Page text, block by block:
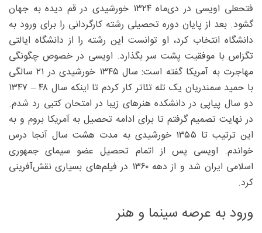
فتحعلی اویسی در دی‌ماه ۱۳۲۴ خورشیدی در قم دیده به جهان
گشود. بعد از پایان دوره تحصیلی رشته کارگردانی را برای ورود به
دانشگاه انتخاب کرد، او توانست این رشته را از دانشگاه ایالتی
تگزاس با موفقیت پشت سر بگذارد. اویسی در خصوص چگونگی
مهاجرت به آمریکا گفته است: سال ۱۳۴۵ خورشیدی در ۲۱ سالگی
با حمید سمندریان یک تله تئاتر کار کردم تا اینکه سال ۴۸ – ۱۳۴۷
دو سال پیاپی در دانشکده هنرهای زیبا در امتحان کتبی رد شدم.
در نهایت تصمیم گرفتم تا برای ادامه تحصیل به آمریکا بروم و به
این ترتیب تا ۱۳۵۵ خورشیدی به مدت هشت سال آنجا درس
خواندم. اویسی پس از اتمام تحصیل عضو سیمای جمهوری
اسلامی ایران شد و از دهه ۱۳۶۰ در فیلم‌های بسیاری نقش‌آفرینی
کرد.
ورود به عرصه سینما و هنر